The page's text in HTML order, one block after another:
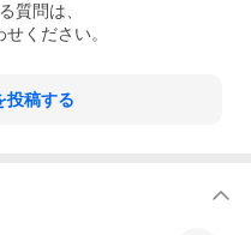
質問は、
ください。
投稿する